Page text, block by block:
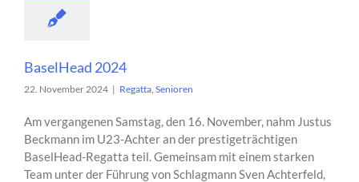
BaselHead 2024
22. November 2024 | Regatta Senioren
Am vergangenen Samstag, den 16. November, nahm Justus
Beckmann im U23-Achter an der prestigeträchtigen
BaselHead-Regatta teil. Gemeinsam mit einem starken
Team unter der Führung von Schlagmann Sven Achterfeld,